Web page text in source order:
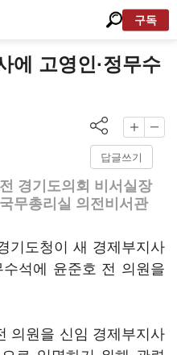
구독
에 고영인·정무수
답글쓰기
경기도의회 비서실장
무총리실 의전비서관
기도청이 새 경제부지사
석에 윤준호 전 의원을
의원을 신임 경제부지사